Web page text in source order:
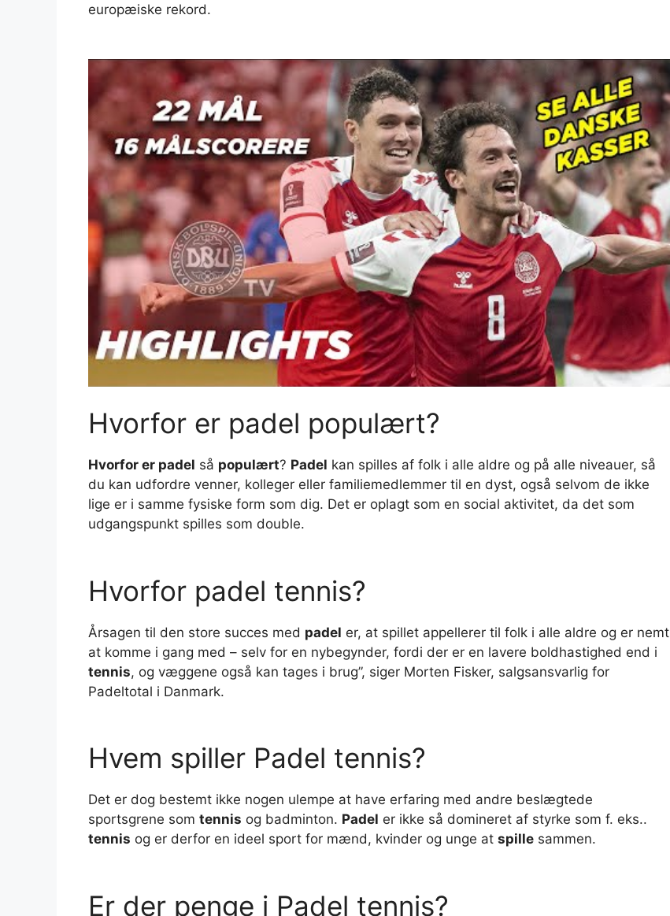
europæiske rekord.
Hvorfor er padel populært?
Hvorfor er padel så populært? Padel kan spilles af folk i alle aldre og på alle niveauer, så
du kan udfordre venner, kolleger eller familiemedlemmer til en dyst, også selvom de ikke
lige er i samme fysiske form som dig. Det er oplagt som en social aktivitet, da det som
udgangspunkt spilles som double.
Hvorfor padel tennis?
Årsagen til den store succes med padel er, at spillet appellerer til folk i alle aldre og er nemt
at komme i gang med – selv for en nybegynder, fordi der er en lavere boldhastighed end i
tennis, og væggene også kan tages i brug”, siger Morten Fisker, salgsansvarlig for
Padeltotal i Danmark.
Hvem spiller Padel tennis?
Det er dog bestemt ikke nogen ulempe at have erfaring med andre beslægtede
sportsgrene som tennis og badminton. Padel er ikke så domineret af styrke som f. eks..
tennis og er derfor en ideel sport for mænd, kvinder og unge at spille sammen.
Er der penge i Padel tennis?